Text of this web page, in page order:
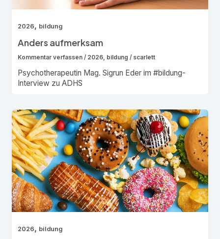
2026, bildung
Anders aufmerksam
Kommentar verfassen / 2026, bildung / scarlett
Psychotherapeutin Mag. Sigrun Eder im #bildung-
Interview zu ADHS
2026, bildung